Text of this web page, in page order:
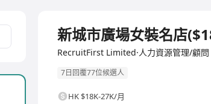
新城市廣場女裝名店
RecruitFirst Limited·人力資源管理/顧問
7日回覆77位候選人
HK $18K-27K/月